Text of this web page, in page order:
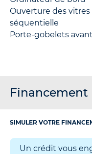
Ouverture des vitres
séquentielle
Porte-gobelets avant
Financement
SIMULER VOTRE
Un crédit vous